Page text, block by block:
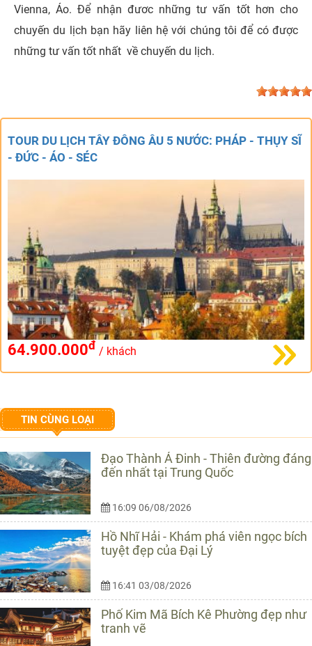
Vienna, Áo. Để nhận đươc những tư vấn tốt hơn cho
chuyến du lịch bạn hãy liên hệ với chúng tôi để có được
những tư vấn tốt nhất về chuyến du lịch.
TOUR DU LỊCH TÂY ĐÔNG ÂU 5 NƯỚC: PHÁP - THỤY SĨ
- ĐỨC - ÁO - SÉC
64.900.000đ / khách
TIN CÙNG LOẠI
Đạo Thành Á Đinh - Thiên đường đáng
đến nhất tại Trung Quốc
16:09 06/08/2026
Hồ Nhĩ Hải - Khám phá viên ngọc bích
tuyệt đẹp của Đại Lý
16:41 03/08/2026
Phố Kim Mã Bích Kê Phường đẹp như
tranh vẽ